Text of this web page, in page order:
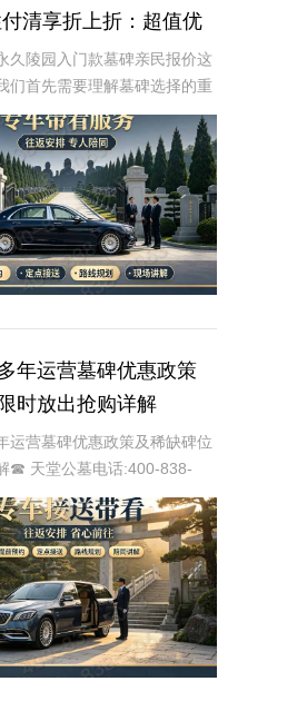
清享折上折：超值优
择的完美结合”
久陵园入门款墓碑亲民报价这
们首先需要理解墓碑选择的重
者与生者的影响。墓碑不仅是
，也是对生者情感的寄托。因
既符合预算又具有纪念意义的
年运营墓碑优惠政策
时放出抢购详解
运营墓碑优惠政策及稀缺碑位
☎ 天堂公墓电话:400-838-
，作为一家历史悠久的公墓，
力于为家属提供最优质、最便
服务。随着社会的发展和